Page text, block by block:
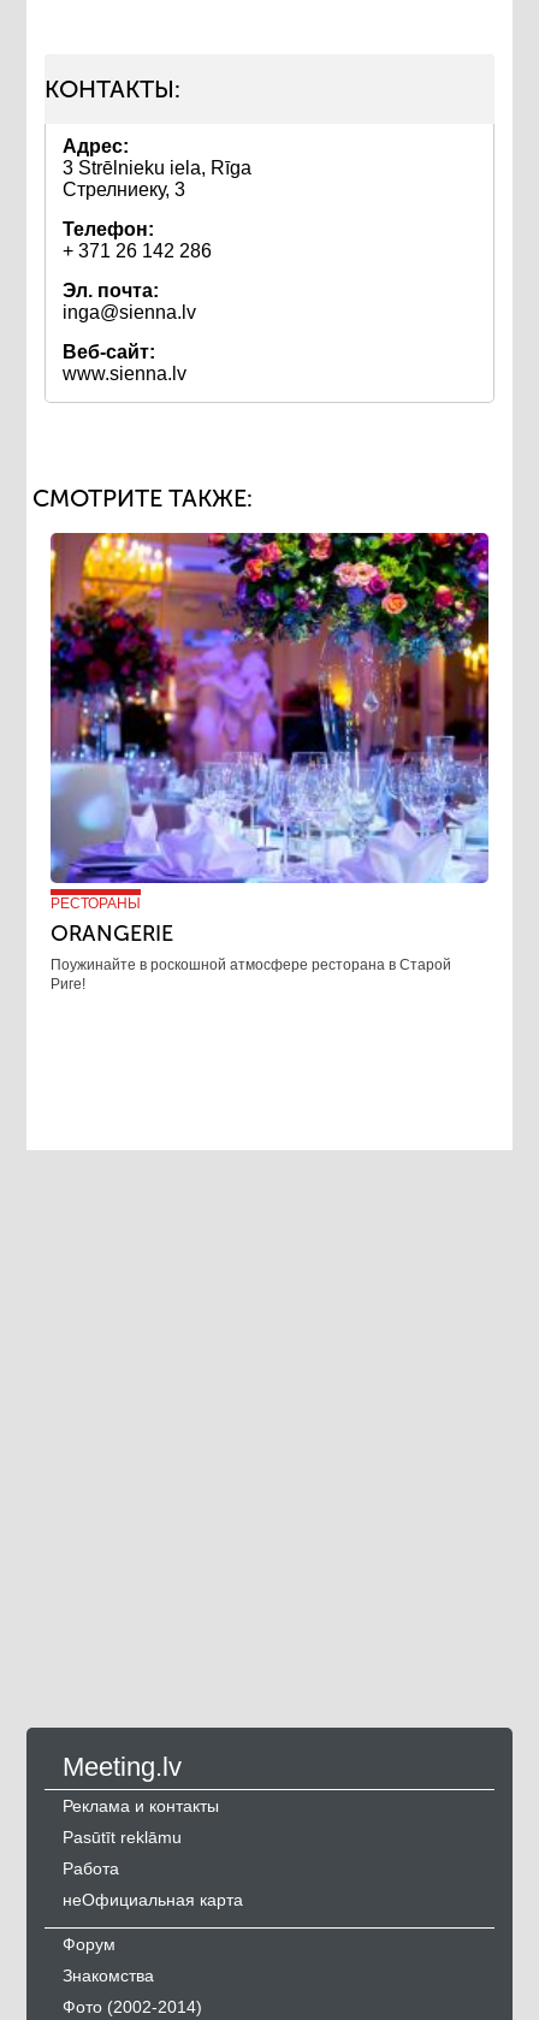
КОНТАКТЫ:
Адрес:
3 Strēlnieku iela, Rīga
Стрелниеку, 3
Телефон:
+ 371 26 142 286
Эл. почта:
inga@sienna.lv
Веб-сайт:
www.sienna.lv
СМОТРИТЕ ТАКЖЕ:
РЕСТОРАНЫ
ORANGERIE
Поужинайте в роскошной атмосфере ресторана в Старой
Риге!
Meeting.lv
Реклама и контакты
Pasūtīt reklāmu
Работа
неОфициальная карта
Форум
Знакомства
Фото (2002-2014)